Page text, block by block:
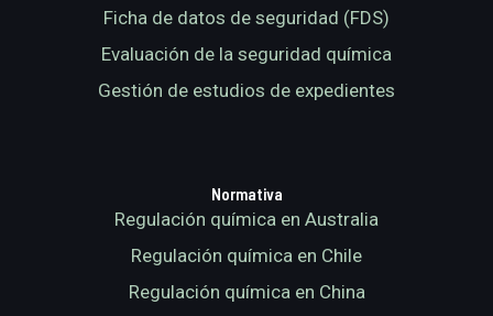
Ficha de datos de seguridad (FDS)
Evaluación de la seguridad química
Gestión de estudios de expedientes
Normativa
Regulación química en Australia
Regulación química en Chile
Regulación química en China